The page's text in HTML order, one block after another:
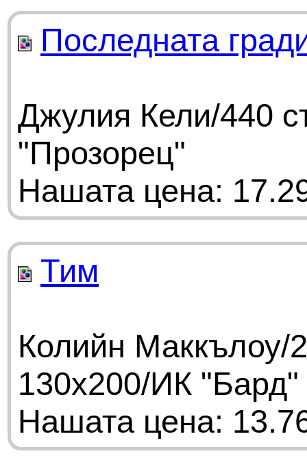
Последната
Джулия Кели/440
"Прозорец"
Нашата цена:
Тим
Колийн Маккълоу/
130х200/ИК "Бард"
Нашата цена: